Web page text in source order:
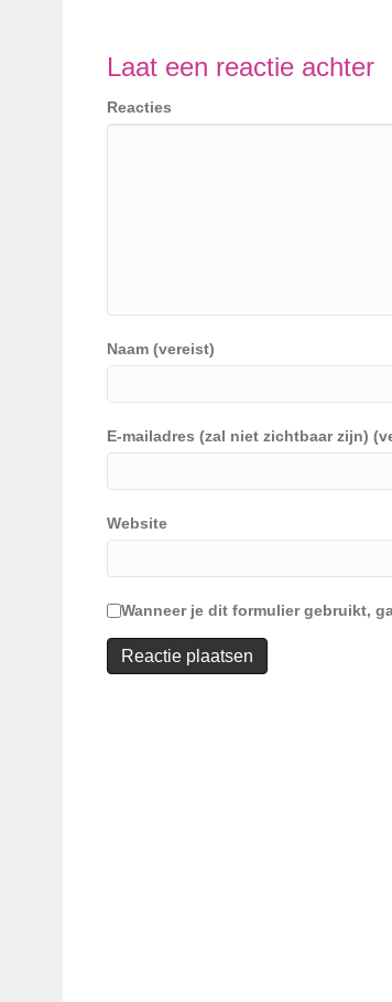
Laat een reactie achter
Reacties
Naam (vereist)
E-mailadres (zal niet zichtbaar zijn)
Website
Wanneer je dit formulier gebruikt,